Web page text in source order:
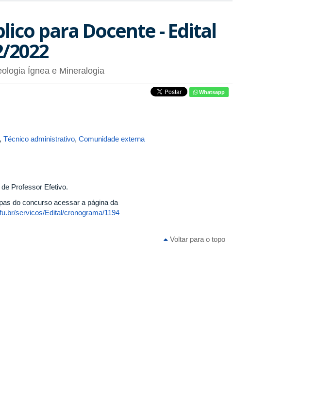
para Docente - Edital
2022
Ígnea e Mineralogia
Whatsapp
, Técnico administrativo, Comunidade externa
Professor Efetivo.
do concurso acessar a página da
servicos/Edital/cronograma/1194
Voltar para o topo